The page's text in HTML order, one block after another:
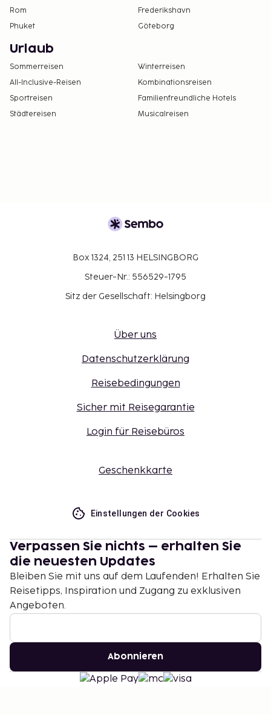
Rom
Frederikshavn
Phuket
Göteborg
Urlaub
Sommerreisen
Winterreisen
All-Inclusive-Reisen
Kombinationsreisen
Sportreisen
Familienfreundliche Hotels
Städtereisen
Musicalreisen
Box 1324, 251 13 HELSINGBORG
Steuer-Nr.: 556529-1795
Sitz der Gesellschaft: Helsingborg
Über uns
Datenschutzerklärung
Reisebedingungen
Sicher mit Reisegarantie
Login für Reisebüros
Geschenkkarte
Einstellungen der Cookies
Verpassen Sie nichts – erhalten Sie
die neuesten Updates
Bleiben Sie mit uns auf dem Laufenden! Erhalten Sie
Reisetipps, Inspiration und Zugang zu exklusiven
Angeboten.
Abonnieren